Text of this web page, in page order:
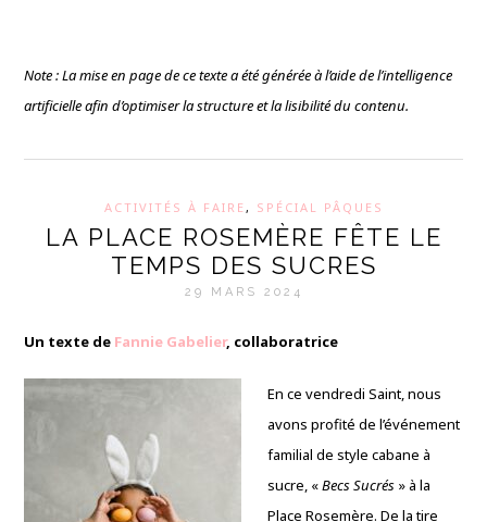
Note : La mise en page de ce texte a été générée à l’aide de l’intelligence
artificielle afin d’optimiser la structure et la lisibilité du contenu.
ACTIVITÉS À FAIRE, SPÉCIAL PÂQUES
LA PLACE ROSEMÈRE FÊTE LE
TEMPS DES SUCRES
29 MARS 2024
Un texte de Fannie Gabelier, collaboratrice
En ce vendredi Saint, nous
avons profité de l’événement
familial de style cabane à
sucre, «Becs Sucrés » à la
Place Rosemère. De la tire